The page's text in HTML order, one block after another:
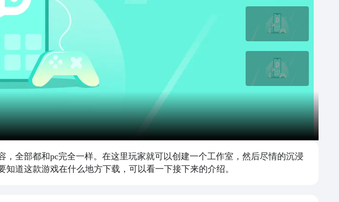
全部都和pc完全一样。在这里玩家就可以创建一个工作室，然后尽情的沉浸
道这款游戏在什么地方下载，可以看一下接下来的介绍。